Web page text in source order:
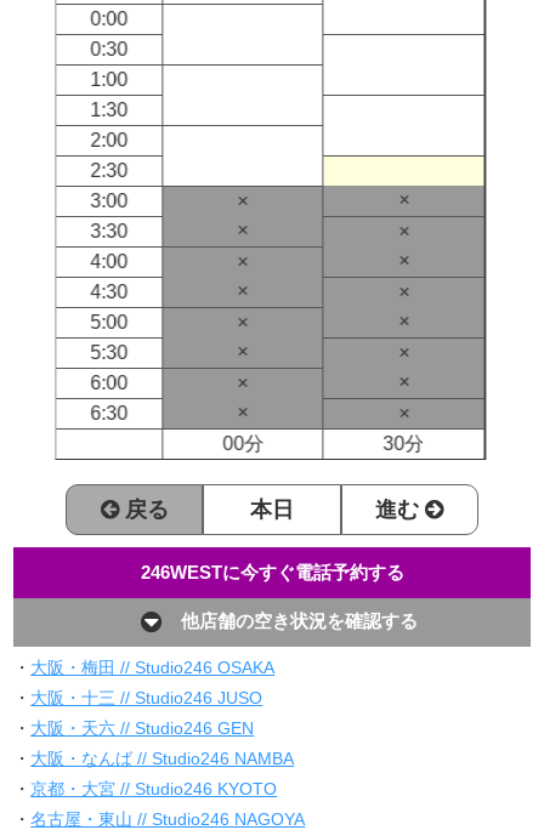
0:00
0:30
1:00
1:30
2:00
2:30
3:00
×
×
3:30
×
×
4:00
×
×
4:30
×
×
5:00
×
×
5:30
×
×
6:00
×
×
6:30
×
×
00分
30分
戻る 本日 進む
246WESTに今すぐ電話予約する
他店舗の空き状況を確認する
・ 大阪・梅田 // Studio246 OSAKA
・ 大阪・十三 // Studio246 JUSO
・ 大阪・天六 // Studio246 GEN
・ 大阪・なんば // Studio246 NAMBA
・京都・大宮 // Studio246 KYOTO
・名古屋・東山 // Studio246 NAGOYA